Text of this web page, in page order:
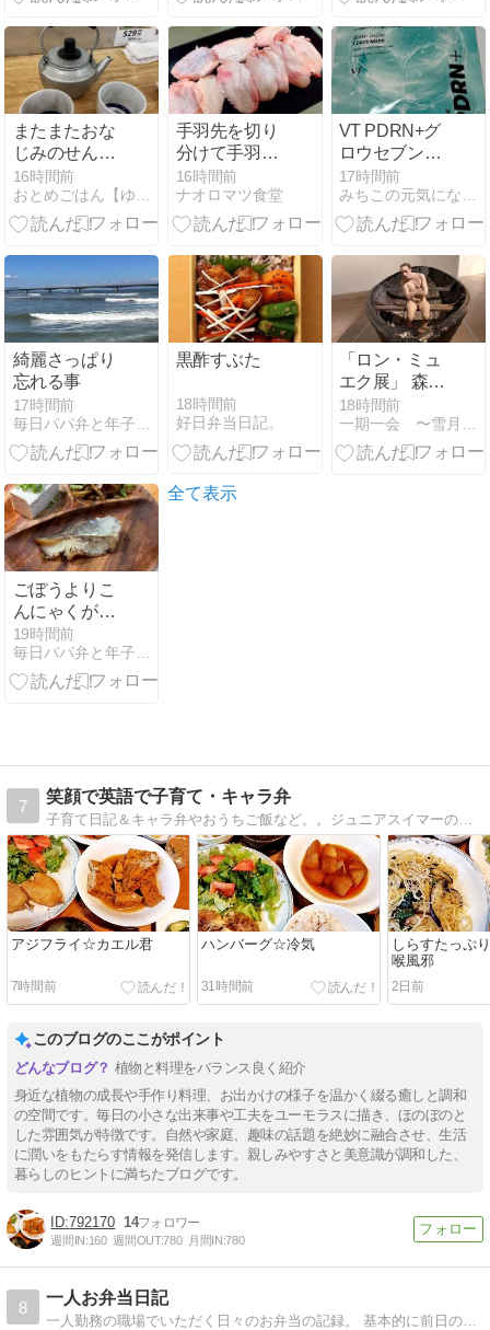
またまたおな
じみのせんべ
ろ トロ函さん
♪
16時間前
手羽先を切り
分けて手羽中
スティック作
り
16時間前
ナオロマツ食堂
VT PDRN+グ
ロウセブンデ
イズマスク
17時間前
綺麗さっぱり
忘れる事
17時間前
黒酢すぶた
18時間前
好日弁当日記。
「ロン・ミュ
エク展」 森美
術館 @六本木
18時間前
ごぼうよりこ
んにゃくが多
過ぎた、、、
19時間前
毎日パパ弁と年子３姉妹＋Mダックス
全て表示
7
笑顔で英語で子育て・キャラ弁
子育て日記＆キャラ弁やおうちご飯など。。ジュニアスイマーの子供たちの為、おかず豊富栄養たっぷりがモットー。
アジフライ☆カエル君
7時間前
ハンバーグ☆冷気
31時間前
しらすたっぷ
喉風邪
2日前
このブログのここがポイント
植物と料理をバランス良く紹介
身近な植物の成長や手作り料理、お出かけの様子を温かく綴る癒しと調和
の空間です。毎日の小さな出来事や工夫をユーモラスに描き、ほのぼのと
した雰囲気が特徴です。自然や家庭、趣味の話題を絶妙に融合させ、生活
に潤いをもたらす情報を発信します。親しみやすさと美意識が調和した、
暮らしのヒントに満ちたブログです。
792170 14
週間IN:160 週間OUT:780 月間IN:780
8
一人お弁当日記
一人勤務の職場でいただく日々のお弁当の記録。 基本的に前日のおかずを使っています。